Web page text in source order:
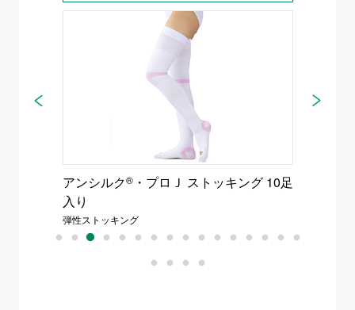
ストッキング 10足 アンシルク® ・プロＪ ハイソックス